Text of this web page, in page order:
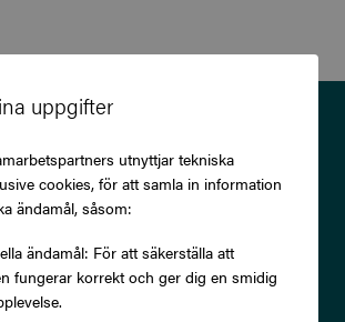
uppgifter
utnyttjar tekniska
cookies, för att samla in information
ändamål, såsom:
ändamål: För att säkerställa att
fungerar korrekt och ger dig en smidig
på vårt nyhetsbrev
av exklusiva
och rabatter!